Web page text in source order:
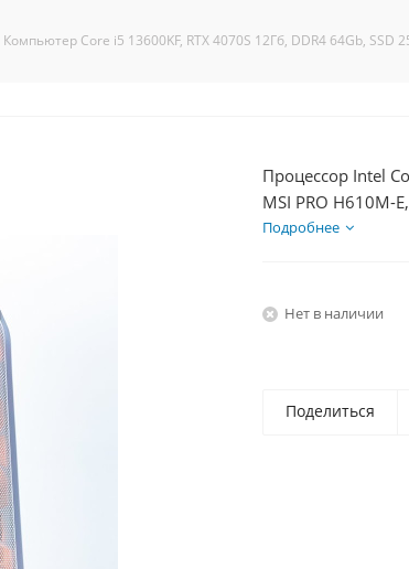
Компьютер Core i5 13600KF, RTX 4070S 12Гб, DDR4 64Gb, SSD
Процессор Intel
MSI PRO H610M-
SSD 250Гб, БП
Подробнее
Нет в наличии
Поделиться